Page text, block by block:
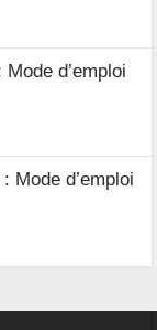
d’emploi
Mode d’emploi